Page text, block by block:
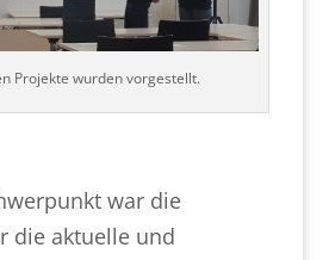
Projekte wurden vorgestellt.
war die
die aktuelle und